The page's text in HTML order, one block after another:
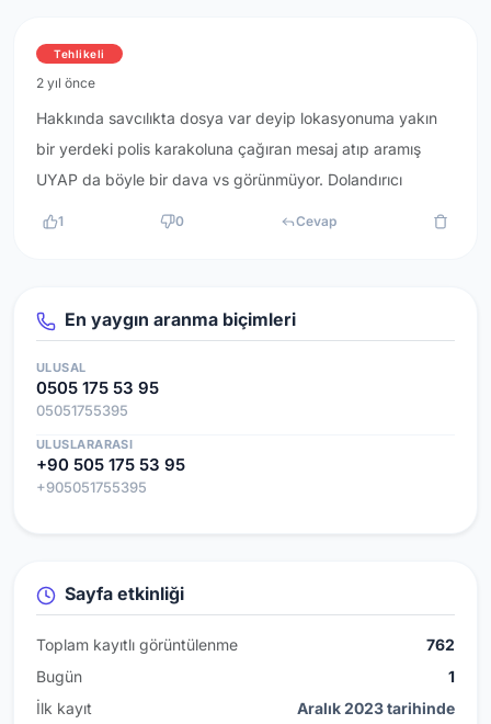
Tehlikeli
2 yıl önce
Hakkında savcılıkta dosya var deyip lokasyonuma yakın
bir yerdeki polis karakoluna çağıran mesaj atıp aramış
UYAP da böyle bir dava vs görünmüyor. Dolandırıcı
1 0 Cevap
En yaygın aranma biçimleri
ULUSAL
0505 175 53 95
05051755395
ULUSLARARASI
+90 505 175 53 95
+905051755395
Sayfa etkinliği
Toplam kayıtlı görüntülenme
762
Bugün
1
İlk kayıt
Aralık 2023 tarihinde